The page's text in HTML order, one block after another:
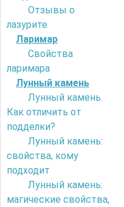
Отзывы о
лазурите
Ларимар
Свойства
ларимара
Лунный камень
Лунный камень.
Как отличить от
подделки?
Лунный камень:
свойства, кому
подходит
Лунный камень:
магические свойства,